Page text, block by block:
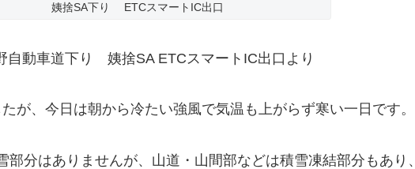
姨捨SA下り ETCスマートIC出口
自動車道下り 姨捨SA ETCスマートIC出口より
が、今日は朝から冷たい強風で気温も上がらず寒い一日です。
部分はありませんが、山道・山間部などは積雪凍結部分もあり、